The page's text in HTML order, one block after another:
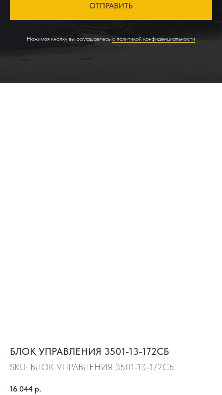
ОТПРАВИТЬ
Нажимая кнопку вы соглашаетесь с политикой конфиденциальности
БЛОК УПРАВЛЕНИЯ 3501-13-172СБ
SKU: БЛОК УПРАВЛЕНИЯ 3501-13-172СБ
16 044 р.